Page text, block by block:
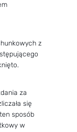
z
za
się
sposób
w